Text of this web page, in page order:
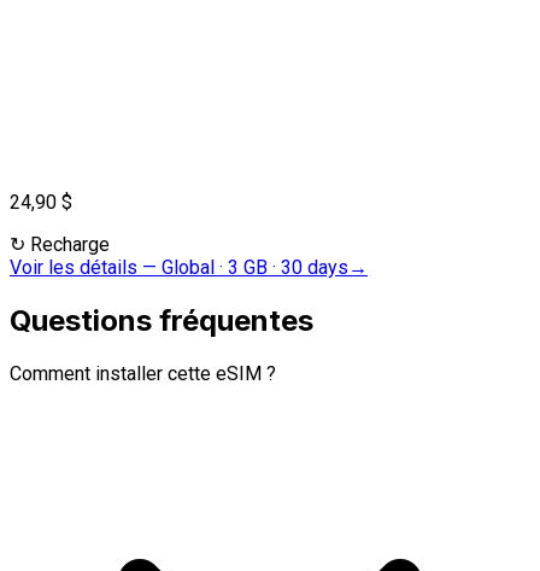
24,90 $
↻ Recharge
Voir les détails — Global · 3 GB · 30 days →
Questions fréquentes
Comment installer cette eSIM ?